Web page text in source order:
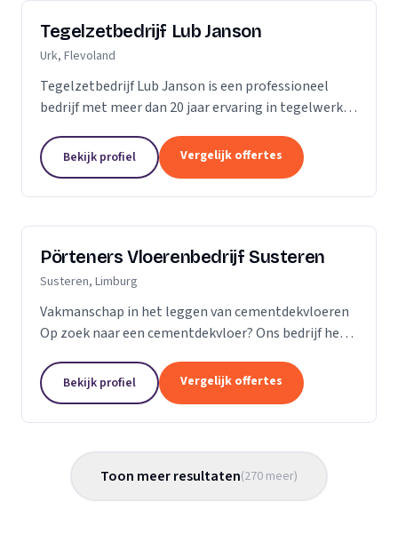
Tegelzetbedrijf Lub Janson
Urk, Flevoland
Tegelzetbedrijf Lub Janson is een professioneel
bedrijf met meer dan 20 jaar ervaring in tegelwerk.
Bekijk profiel Vergelijk offertes
Pörteners Vloerenbedrijf Susteren
Susteren, Limburg
Vakmanschap in het leggen van cementdekvloeren
Op zoek naar een cementdekvloer? Ons bedrijf heeft
ervaring wat betreft woningbouw en utiliteitsbouw.
Bekijk profiel Vergelijk offertes
Toon meer resultaten(270 meer)